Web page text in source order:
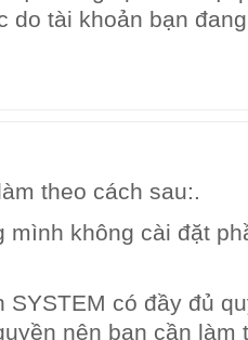
do tài khoản bạn
theo cách sau:.
mình không cài đặt
SYSTEM có đầy đủ
nên bạn cần làm